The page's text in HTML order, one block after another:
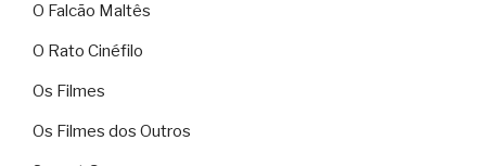
O Falcão Maltês
O Rato Cinéfilo
Os Filmes
Os Filmes dos Outros